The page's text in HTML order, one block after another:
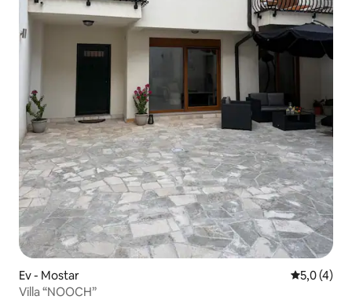
Ev - Mostar 55,0 (4)
Villa “NOOCH”